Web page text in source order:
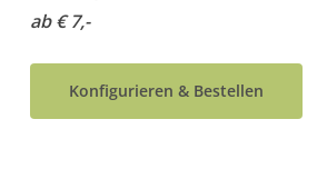
ab € 7,-
Konfigurieren & Bestellen